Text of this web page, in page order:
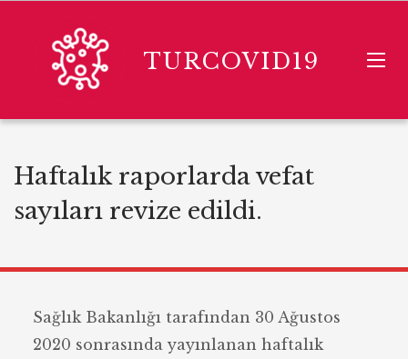
TURCOVID19
Haftalık raporlarda vefat
sayıları revize edildi.
Sağlık Bakanlığı tarafından 30 Ağustos
2020 sonrasında yayınlanan haftalık